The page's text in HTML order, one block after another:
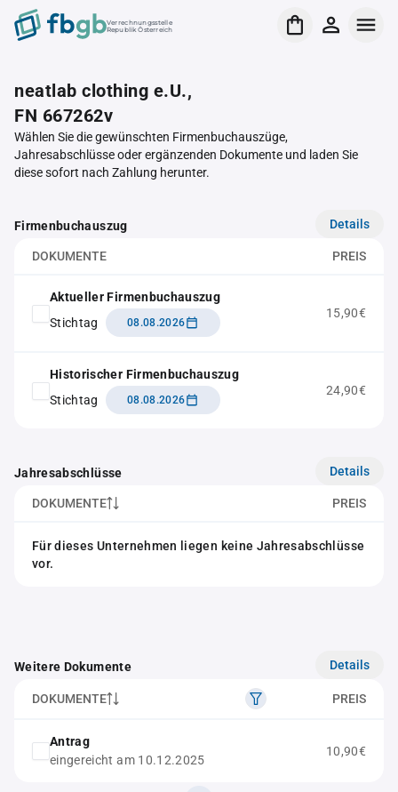
Verrechnungsstelle
Republik Österreich
neatlab clothing e.U.,
FN 667262v
Wählen Sie die gewünschten Firmenbuchauszüge,
Jahresabschlüsse oder ergänzenden Dokumente und laden Sie
diese sofort nach Zahlung herunter.
Firmenbuchauszug Details
DOKUMENTE PREIS
Aktueller Firmenbuchauszug
Stichtag
08.08.2026
15,90€
Historischer Firmenbuchauszug
Stichtag
08.08.2026
24,90€
Jahresabschlüsse Details
DOKUMENTE PREIS
Für dieses Unternehmen liegen keine Jahresabschlüsse
vor.
Weitere Dokumente Details
DOKUMENTE PREIS
Antrag
eingereicht am 10.12.2025
10,90€